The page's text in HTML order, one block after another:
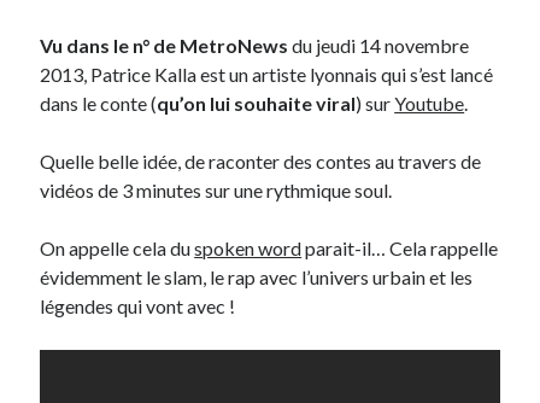
Entretien ménagerdansT’as vu quoi ? #52
JFdansC’était pas mieux avant… à Lyon
littleceltdansComment j’ai opéré ma vélorution toute personnelle
Renaud Ducher dansComment j’ai opéré ma vélorution toute
personnelle
Commentaires récents
JFdansC’était pas mieux avant… à Lyon
Vu dans le n° de MetroNews du jeudi 14 novembre
2013, Patrice Kalla est un artiste lyonnais qui s’est lancé
dans le conte (qu’on lui souhaite viral) surYoutube.
Quelle belle idée, de raconter des contes au travers de
vidéos de 3 minutes sur une rythmique soul.
On appelle cela duspoken wordparait-il… Cela rappelle
évidemment le slam, le rap avec l’univers urbain et les
légendes qui vont avec !